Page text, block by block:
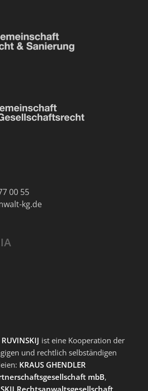
00 55
kg.de
ist eine Kooperation der
und rechtlich selbständigen
KRAUS GHENDLER
mbB,
Rechtsanwaltsgesellschaft